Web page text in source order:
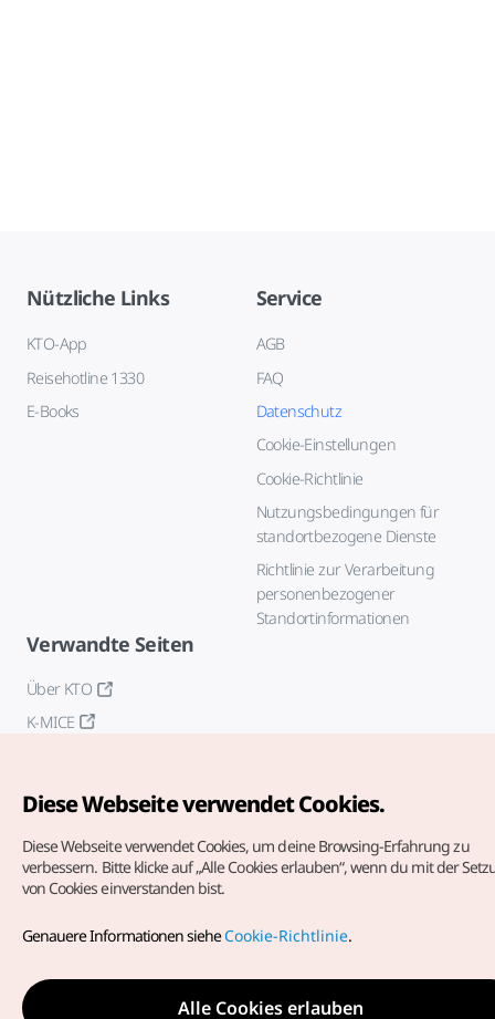
Nützliche Links
KTO-App
Reisehotline 1330
E-Books
Service
AGB
FAQ
Datenschutz
Cookie-Einstellungen
Cookie-Richtlinie
Nutzungsbedingungen für
standortbezogene Dienste
Richtlinie zur Verarbeitung
personenbezogener
Standortinformationen
Verwandte Seiten
Über KTO
K-MICE
vorbehalten.
dieoffizielle E-Mail-Adresse
german@knto.or.kr
Diese Webseite verwendet Cookies.
Diese Webseite verwendet Cookies, um deine Browsing-Erfahrung zu
verbessern. Bitte klicke auf „Alle Cookies erlauben“, wenn du mit der
von Cookies einverstanden bist.
Genauere Informationen sieheCookie-Richtlinie.
Alle Cookies erlauben